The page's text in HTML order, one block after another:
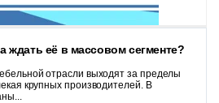
ждать её в массовом сегменте?
отрасли выходят за пределы
крупных производителей. В